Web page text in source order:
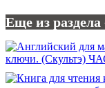
Еще из